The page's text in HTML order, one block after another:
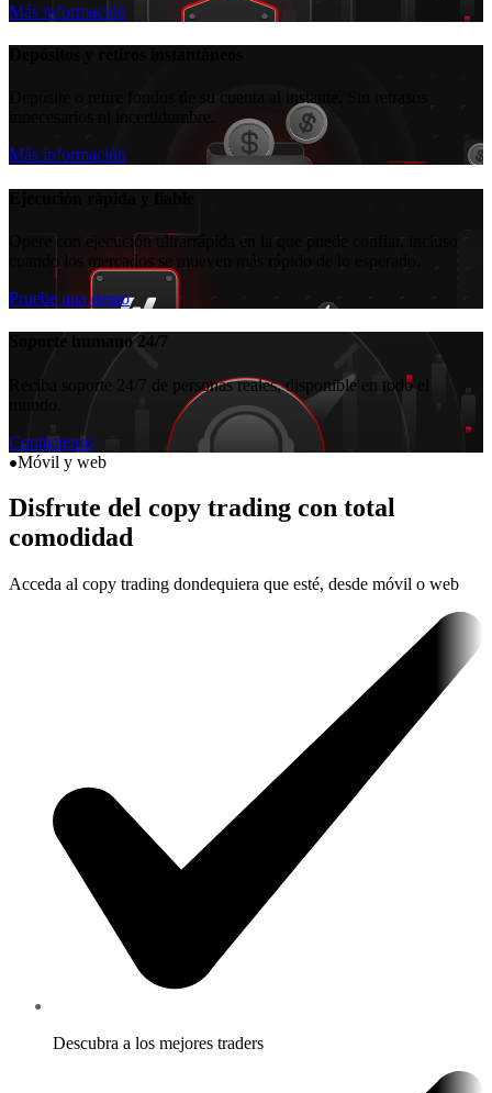
Más información
Deposite o retire fondos de su cuenta al instante. Sin retrasos
innecesarios ni incertidumbre.
Más información
Opere con ejecución ultrarrápida en la que puede confiar, incluso
cuando los mercados se mueven más rápido de lo esperado.
Pruebe una demo
Soporte humano 24/7
Reciba soporte 24/7 de personas reales, disponible en todo el
mundo.
Contáctenos
Móvil y web
Disfrute del copy trading con total
comodidad
Acceda al copy trading dondequiera que esté, desde móvil o web
Descubra a los mejores traders